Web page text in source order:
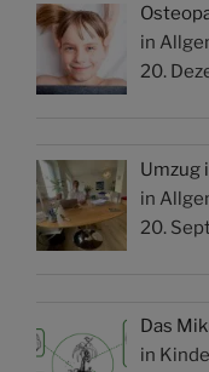
in
20.
Umzug
in
20.
Das
in